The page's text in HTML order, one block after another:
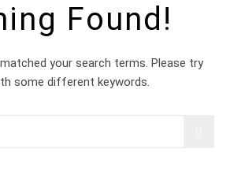
Found!
your search terms. Please try
some different keywords.